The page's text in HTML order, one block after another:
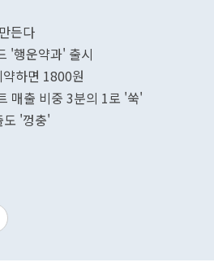
든다
'행운약과' 출시
하면 1800원
매출 비중 3분의 1로 '쑥'
'껑충'